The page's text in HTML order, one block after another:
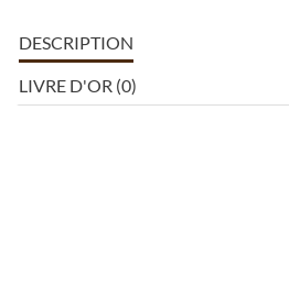
DESCRIPTION
LIVRE D'OR (0)